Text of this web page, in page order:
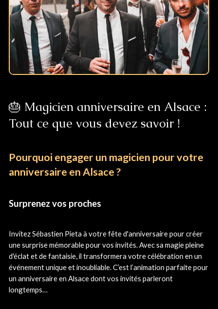
🎂 Magicien anniversaire en Alsace :
Tout ce que vous devez savoir !
Pourquoi engager un magicien pour votre
anniversaire en Alsace ?
Surprenez vos proches
Invitez Sébastien Pieta à votre fête d'anniversaire pour créer
une surprise mémorable pour vos invités. Avec sa magie pleine
d'éclat et de fantaisie, il transformera votre célébration en un
événement unique et inoubliable. C’est l’animation parfaite pour
un anniversaire en Alsace dont vos invités parleront
longtemps…